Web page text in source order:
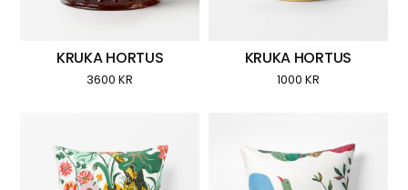
KRUKA HORTUS
3600KR
KRUKA HORTUS
1000 KR